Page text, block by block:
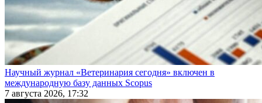
Научный журнал «Ветеринария сегодня» включен в
международную базу данных Scopus
7 августа 2026, 17:32